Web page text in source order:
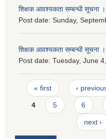
शिक्षक आवश्यकता सम्बन्धी सूचना
Post date: Sunday,
शिक्षक आवश्यकता सम्बन्धी सूचना
Post date: Tuesday, June
Pages
« first ‹
4 5 6
next ›